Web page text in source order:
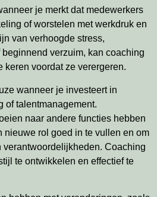
je merkt dat medewerkers
of worstelen met werkdruk en
van verhoogde stress,
verzuim, kan coaching
keren voordat ze verergeren.
wanneer je investeert in
of talentmanagement.
naar andere functies hebben
nieuwe rol goed in te vullen en om
verantwoordelijkheden. Coaching
te ontwikkelen en effectief te